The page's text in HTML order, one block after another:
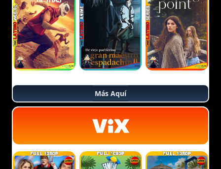
Más Aquí